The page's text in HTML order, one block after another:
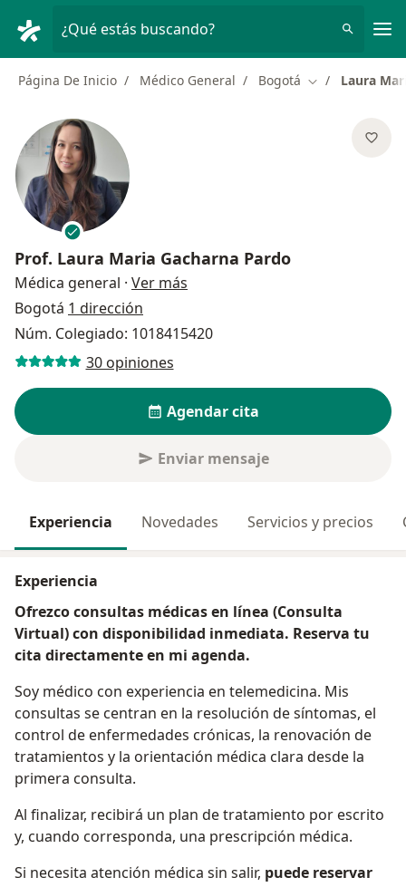
¿Qué estás buscando?
Página De Inicio Médico General Bogotá Cambiar de
Laura
Prof. Laura Maria Gacharna Pardo
Médica general · Ver más
Bogotá 1 dirección
Núm. Colegiado: 1018415420
30 opiniones
Agendar cita
Enviar mensaje
Experiencia Novedades Servicios y precios
Experiencia
Ofrezco consultas médicas en línea (Consulta
Virtual) con disponibilidad inmediata. Reserva tu
cita directamente en mi agenda.
Soy médico con experiencia en telemedicina. Mis
consultas se centran en la resolución de síntomas, el
control de enfermedades crónicas, la renovación de
tratamientos y la orientación médica clara desde la
primera consulta.
Al finalizar, recibirá un plan de tratamiento por escrito
y, cuando corresponda, una prescripción médica.
Si necesita atención médica sin salir, puede reservar